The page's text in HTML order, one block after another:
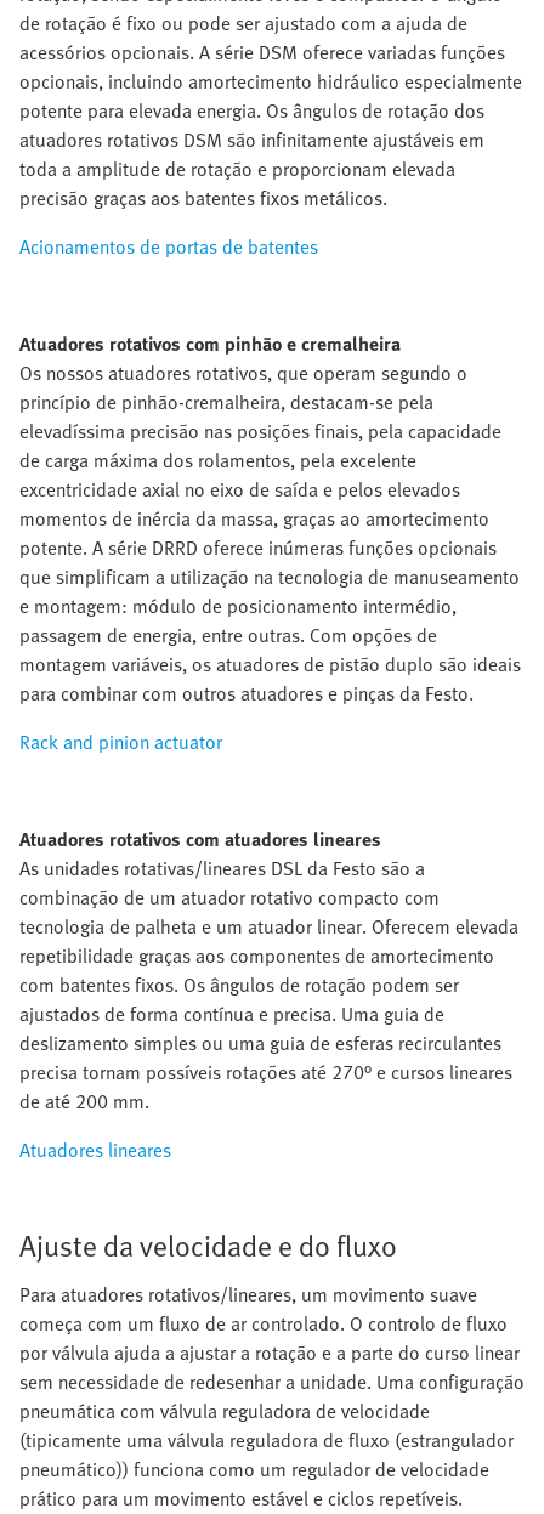
de rotação é fixo ou pode ser ajustado com a ajuda de
acessórios opcionais. A série DSM oferece variadas funções
opcionais, incluindo amortecimento hidráulico especialmente
potente para elevada energia. Os ângulos de rotação dos
atuadores rotativos DSM são infinitamente ajustáveis em
toda a amplitude de rotação e proporcionam elevada
precisão graças aos batentes fixos metálicos.
Acionamentos de portas de batentes
Atuadores rotativos com pinhão e cremalheira
Os nossos atuadores rotativos, que operam segundo o
princípio de pinhão-cremalheira, destacam-se pela
elevadíssima precisão nas posições finais, pela capacidade
de carga máxima dos rolamentos, pela excelente
excentricidade axial no eixo de saída e pelos elevados
momentos de inércia da massa, graças ao amortecimento
potente. A série DRRD oferece inúmeras funções opcionais
que simplificam a utilização na tecnologia de manuseamento
e montagem: módulo de posicionamento intermédio,
passagem de energia, entre outras. Com opções de
montagem variáveis, os atuadores de pistão duplo são ideais
para combinar com outros atuadores e pinças da Festo.
Rack and pinion actuator
Atuadores rotativos com atuadores lineares
As unidades rotativas/lineares DSL da Festo são a
combinação de um atuador rotativo compacto com
tecnologia de palheta e um atuador linear. Oferecem elevada
repetibilidade graças aos componentes de amortecimento
com batentes fixos. Os ângulos de rotação podem ser
ajustados de forma contínua e precisa. Uma guia de
deslizamento simples ou uma guia de esferas recirculantes
precisa tornam possíveis rotações até 270° e cursos lineares
de até 200 mm.
Atuadores lineares
Ajuste da velocidade e do fluxo
Para atuadores rotativos/lineares, um movimento suave
começa com um fluxo de ar controlado. O controlo de fluxo
por válvula ajuda a ajustar a rotação e a parte do curso linear
sem necessidade de redesenhar a unidade. Uma configuração
pneumática com válvula reguladora de velocidade
(tipicamente uma válvula reguladora de fluxo (estrangulador
pneumático)) funciona como um regulador de velocidade
prático para um movimento estável e ciclos repetíveis.